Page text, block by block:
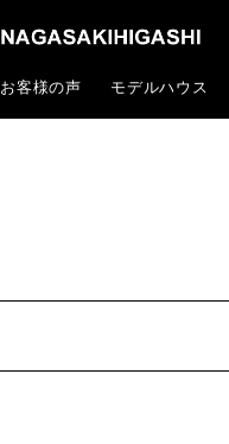
お客様の声 モデルハウス